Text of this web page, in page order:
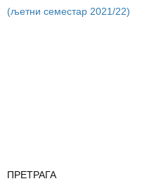
(љетни семестар 2021/22)
ПРЕТРАГА